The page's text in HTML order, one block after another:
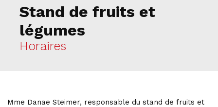
Stand de fruits et
légumes
Horaires
Mme Danae Steimer, responsable du stand de fruits et